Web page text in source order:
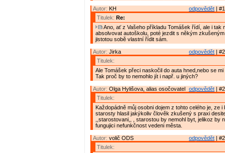
odpovědět |
Autor: KH
Titulek: Re:
Ano, ať z Vašeho příkladu Tomášek řídí, ale i tak
absolvovat autoškolu, poté jezdit s někým
jistotou sobě vlastní řídit sám.
odpovědět |
Autor: Jirka
Titulek:
Ale Tomášek přeci naskočil do auta hned,nebo se mi
Tak proč by to nemohlo jít i např. u jiných?
odpovědět |
Autor: Olga Hylišova, alias osočovatel
Titulek:
Každopádně můj osobni dojem z tohto celého je, ze
starosty hlasil jakýkoliv člověk zkušený s praxi
,,starostovani,, , starostou by nemohl byt, jelikoz by
fungujici nefunkčnost vedeni města.
odpovědět |
Autor: volič ODS
Titulek: